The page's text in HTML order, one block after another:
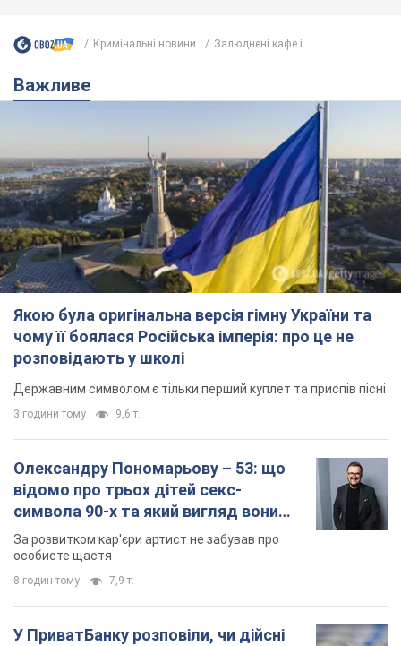
Кримінальні новини Залюднені кафе і...
Важливе
Якою була оригінальна версія гімну України та
чому її боялася Російська імперія: про це не
розповідають у школі
Державним символом є тільки перший куплет та приспів пісні
3 години тому 9,6 т.
Олександру Пономарьову – 53: що
відомо про трьох дітей секс-
символа 90-х та який вигляд вони
мають
За розвитком кар'єри артист не забував про
особисте щастя
8 годин тому 7,9 т.
У ПриватБанку розповіли, чи дійсні